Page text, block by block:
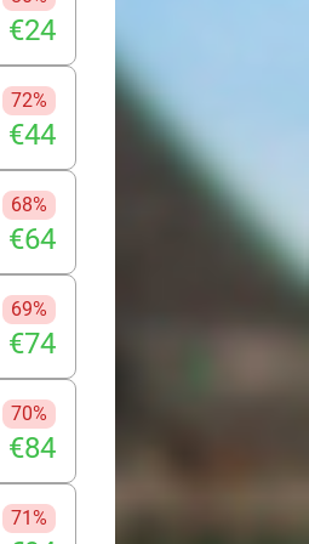
€24
72%
€44
68%
€64
69%
€74
70%
€84
71%